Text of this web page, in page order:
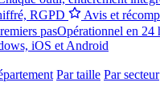
RGPD Avis et
pasOpérationnel en 24
iOS et Android
Par taille Par secteur